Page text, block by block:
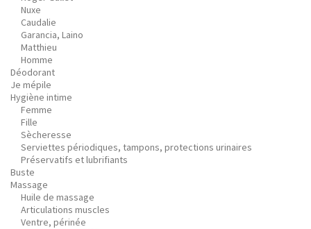
Nuxe
Caudalie
Garancia, Laino
Matthieu
Homme
Déodorant
Je mépile
Hygiène intime
Femme
Fille
Sècheresse
Serviettes périodiques, tampons, protections urinaires
Préservatifs et lubrifiants
Buste
Massage
Huile de massage
Articulations muscles
Ventre, périnée